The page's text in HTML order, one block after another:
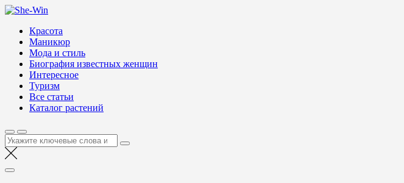
Перейти
содержимому
Блог о женской красоте и здоровье
Красота
Маникюр
Мода и стиль
Биография известных женщин
Интересное
Туризм
Все статьи
Каталог растений
Найти: